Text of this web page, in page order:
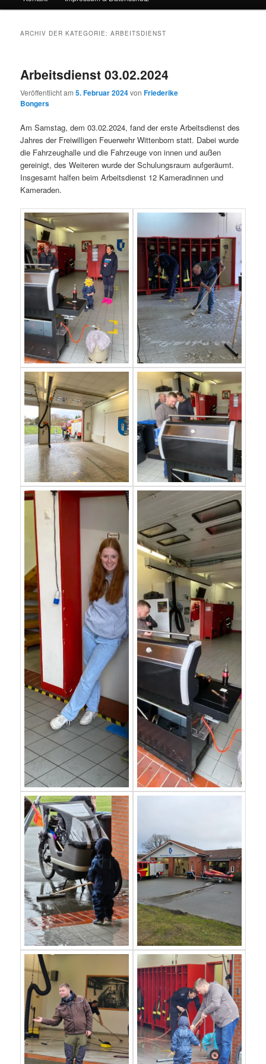
ARCHIV DER KATEGORIE:ARBEITSDIENST
Arbeitsdienst 03.02.2024
Veröffentlicht am5. Februar 2024vonFriederike
Bongers
Am Samstag, dem 03.02.2024, fand der erste Arbeitsdienst des
Jahres der Freiwilligen Feuerwehr Wittenborn statt. Dabei wurde
die Fahrzeughalle und die Fahrzeuge von innen und außen
gereinigt, des Weiteren wurde der Schulungsraum aufgeräumt.
Insgesamt halfen beim Arbeitsdienst 12 Kameradinnen und
Kameraden.